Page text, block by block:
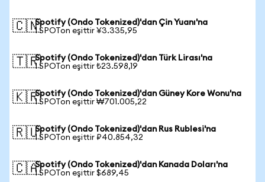
🇨🇳Spotify (Ondo Tokenized)'dan Çin Yuanı'na
1 SPOTon eşittir ¥3.335,95
🇹🇷Spotify (Ondo Tokenized)'dan Türk Lirası'na
1 SPOTon eşittir ₺23.598,19
🇰🇷Spotify (Ondo Tokenized)'dan Güney Kore Wonu'na
1 SPOTon eşittir ₩701.005,22
🇷🇺Spotify (Ondo Tokenized)'dan Rus Rublesi'na
1 SPOTon eşittir ₽40.854,32
🇨🇦Spotify (Ondo Tokenized)'dan Kanada Doları'na
1 SPOTon eşittir $689,45